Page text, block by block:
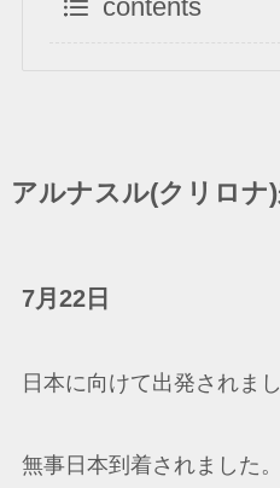
contents
アルナスル(クリロナ
7月22日
日本に向けて出発されまし
無事日本到着されました。